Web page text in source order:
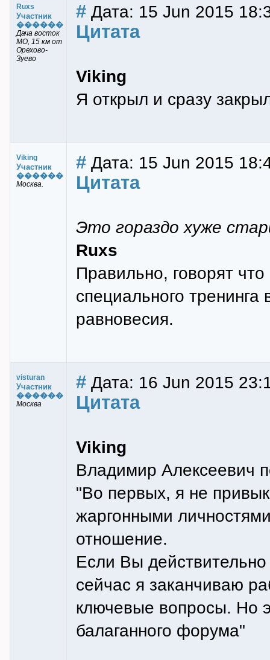
Ruxs
Участник
������
Дача восток
МО, 15 км от
Орехово-
Зуево
# Дата: 15 Jun 2015
Цитата
Viking
Я открыл и сразу
Viking
Участник
������
Москва.
# Дата: 15 Jun 2015
Цитата
Это гораздо хуже
Ruxs
Правильно, говорят
специального тренинга
равновесия.
visturan
Участник
������
Москва
# Дата: 16 Jun 2015
Цитата
Viking
Владимир Алексеевич
"Во первых, я не
жаргонными
отношение.
Если Вы
сейчас я заканчиваю
ключевые вопросы. Но
балаганного форума"